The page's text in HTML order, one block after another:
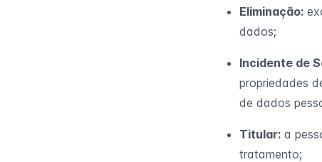
Eliminação:
dados;
Incidente de
propriedades
de dados
Titular: a
tratamento;